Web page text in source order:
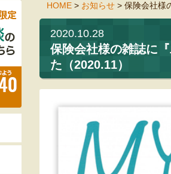
HOME > お知らせ > 保険会社様
2020.10.28
保険会社様の雑誌に
た（2020.11）